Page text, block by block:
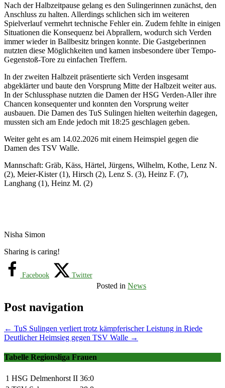
Nach der Halbzeitpause gelang es den Sulingerinnen zunächst, den
Anschluss zu halten. Allerdings schlichen sich im weiteren
Spielverlauf vermehrt technische Fehler ein. Zudem fehlte in einigen
Situationen die Konsequenz bei Abprallern, wodurch sich Verden
immer wieder in Ballbesitz bringen konnte. Die Gastgeberinnen
nutzten diese Möglichkeiten und kamen insbesondere über Tempo-
Gegenstoß-Tore zu einfachen Treffern.
In der zweiten Halbzeit präsentierte sich Verden insgesamt
abgeklärter und baute den Vorsprung Mitte der Halbzeit weiter aus.
In der Schlussphase nutzten die Damen der HSG Verden-Aller ihre
Chancen konsequenter und konnten den Vorsprung weiter
ausbauen. Die Damen des TuS Sulingen hielten weiterhin dagegen,
mussten sich am Ende jedoch mit 18:25 geschlagen geben.
Weiter geht es am 14.02.2026 mit einem Heimspiel gegen die
Damen des TSV Walle.
Mannschaft: Gräb, Käss, Härtel, Jürgens, Wilhelm, Kothe, Lenz N.
(2), Meier-Kister (1), Hirsch (2), Lenz S. (3), Heinz F. (7),
Langhang (1), Heinz M. (2)
Nisha Simon
Sharing is caring!
Facebook Twitter
Posted inNews
Post navigation
← TuS Sulingen verliert trotz kämpferischer Leistung in Riede
Deutlicher Heimsieg gegen TSV Walle →
Tabelle Regionsliga Frauen
1 HSG Delmenhorst II 36:0